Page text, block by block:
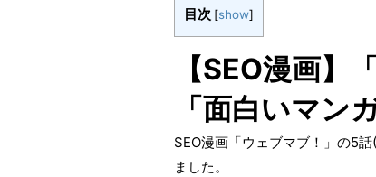
目次 [show]
【SEO漫画】
「面白いマン
SEO漫画「ウェブマブ！」の5
ました。